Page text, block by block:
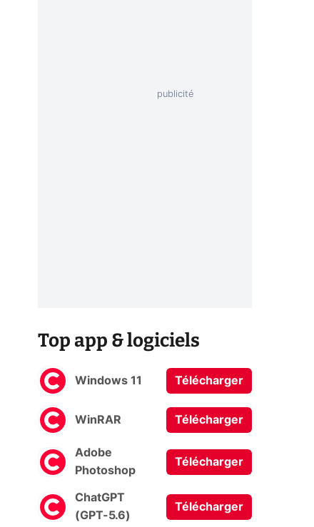
Top app & logiciels
Windows 11 Télécharger
WinRAR Télécharger
Adobe
Photoshop
Télécharger
ChatGPT
(GPT-5.6)
Télécharger